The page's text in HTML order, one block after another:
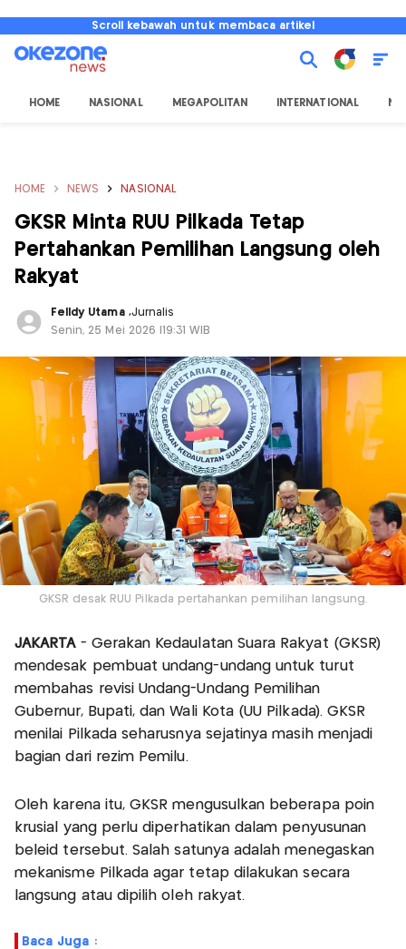
Scroll kebawah untuk membaca artikel
HOME NASIONAL MEGAPOLITAN INTERNATIONAL
HOME NEWS NASIONAL
GKSR Minta RUU Pilkada Tetap
Pertahankan Pemilihan Langsung oleh
Rakyat
Felldy Utama ,Jurnalis
Senin, 25 Mei 2026 |19:31 WIB
GKSR desak RUU Pilkada pertahankan pemilihan langsung.
JAKARTA - Gerakan Kedaulatan Suara Rakyat (GKSR)
mendesak pembuat undang-undang untuk turut
membahas revisi Undang-Undang Pemilihan
Gubernur, Bupati, dan Wali Kota (UU Pilkada). GKSR
menilai Pilkada seharusnya sejatinya masih menjadi
bagian dari rezim Pemilu.
Oleh karena itu, GKSR mengusulkan beberapa poin
krusial yang perlu diperhatikan dalam penyusunan
beleid tersebut. Salah satunya adalah menegaskan
mekanisme Pilkada agar tetap dilakukan secara
langsung atau dipilih oleh rakyat.
Baca Juga :